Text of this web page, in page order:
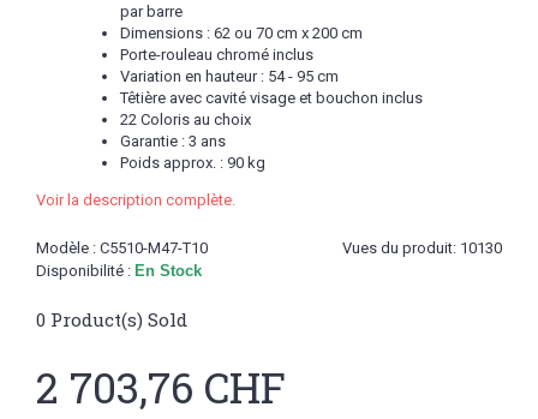
par barre
Dimensions : 62 ou 70 cm x 200 cm
Porte-rouleau chromé inclus
Variation en hauteur : 54 - 95 cm
Têtière avec cavité visage et bouchon inclus
22 Coloris au choix
Garantie : 3 ans
Poids approx. : 90 kg
Voir la description complète.
Vues du produit: 10130
Modèle : C5510-M47-T10
Disponibilité : En Stock
0 Product(s) Sold
2 703,76 CHF